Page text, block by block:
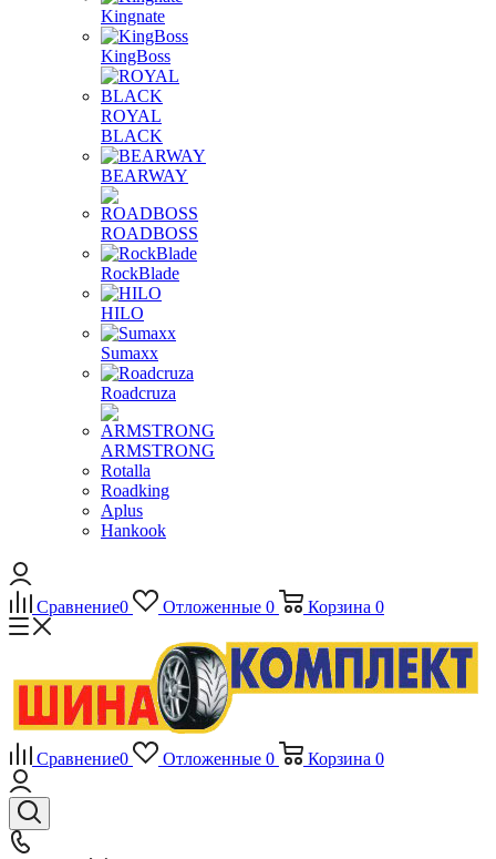
Kingnate
KingBoss
ROYAL
BLACK
BEARWAY
ROADBOSS
RockBlade
HILO
Sumaxx
Roadcruza
ARMSTRONG
Rotalla
Roadking
Aplus
Hankook
Сравнение0 Отложенные 0 Корзина 0
Сравнение0 Отложенные 0 Корзина 0